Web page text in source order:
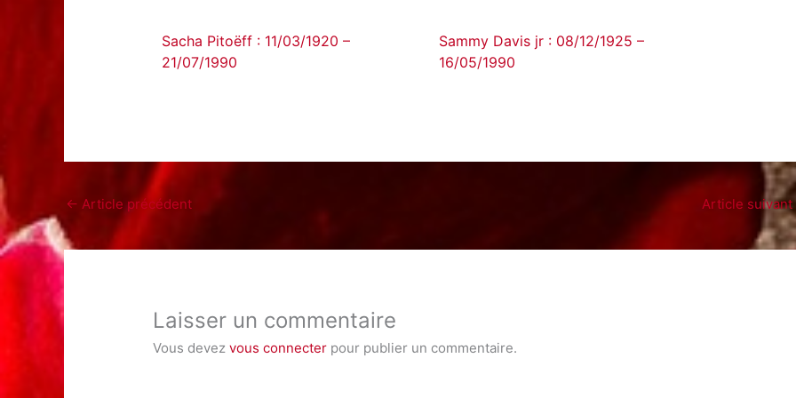
Sacha Pitoëff : 11/03/1920 –
21/07/1990
Sammy Davis jr : 08/12/1925 –
16/05/1990
← Article précédent Article suivant
Laisser un commentaire
Vous devezvous connecter pour publier un commentaire.